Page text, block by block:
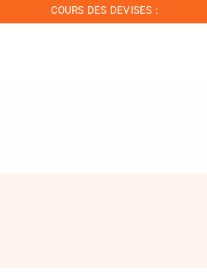
au
COURS DES DEVISES :